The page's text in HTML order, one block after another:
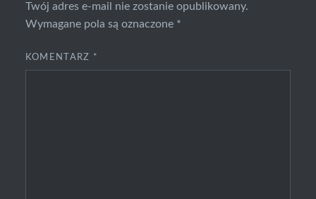
Twój adres e-mail nie zostanie opublikowany.
Wymagane pola są oznaczone *
KOMENTARZ *